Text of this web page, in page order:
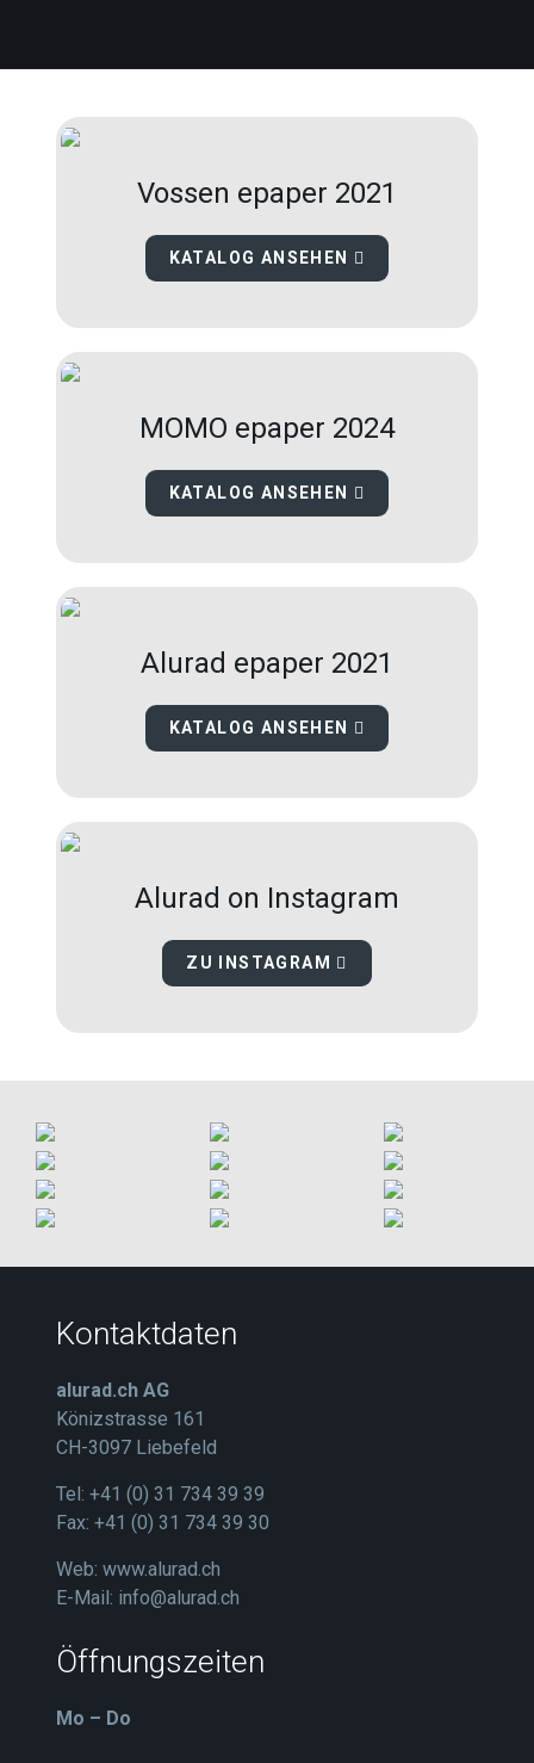
Vossen epaper 2021
KATALOG ANSEHEN
MOMO epaper 2024
KATALOG ANSEHEN
Alurad epaper 2021
KATALOG ANSEHEN
Alurad on Instagram
ZU INSTAGRAM
Kontaktdaten
alurad.ch AG
Könizstrasse 161
CH-3097 Liebefeld
Tel: +41 (0) 31 734 39 39
Fax: +41 (0) 31 734 39 30
Web:www.alurad.ch
E-Mail: info@alurad.ch
Öffnungszeiten
Mo – Do